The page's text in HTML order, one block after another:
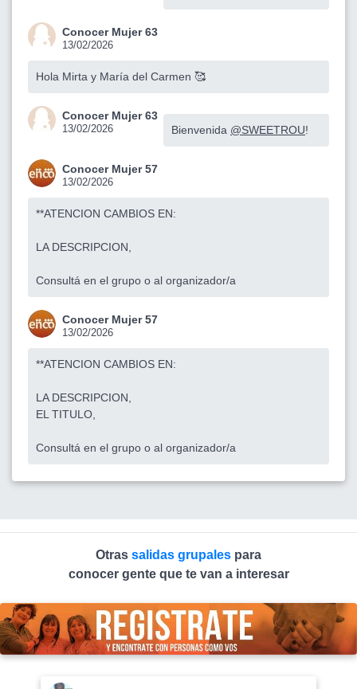
Conocer Mujer 63
13/02/2026
Hola Mirta y María del Carmen 🥰
Conocer Mujer 63
13/02/2026 Bienvenida @SWEETROU!
Conocer Mujer 57
13/02/2026
**ATENCION CAMBIOS EN:
LA DESCRIPCION,
Consultá en el grupo o al organizador/a
Conocer Mujer 57
13/02/2026
**ATENCION CAMBIOS EN:
LA DESCRIPCION,
EL TITULO,
Consultá en el grupo o al organizador/a
Otras salidas grupales para
conocer gente que te van a interesar